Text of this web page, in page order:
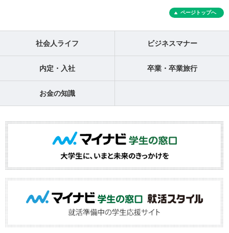
ページトップへ
社会人ライフ ビジネスマナー
内定・入社 卒業・卒業旅行
お金の知識